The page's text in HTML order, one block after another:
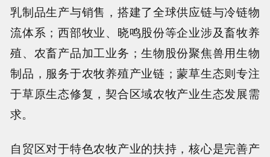
乳制品生产与销售，搭建了全球供应链与冷链物
流体系；西部牧业、晓鸣股份等企业涉及畜牧养
殖、农畜产品加工业务；生物股份聚焦兽用生物
制品，服务于农牧养殖产业链；蒙草生态则专注
于草原生态修复，契合区域农牧产业生态发展需
求。
自贸区对于特色农牧产业的扶持，核心是完善产